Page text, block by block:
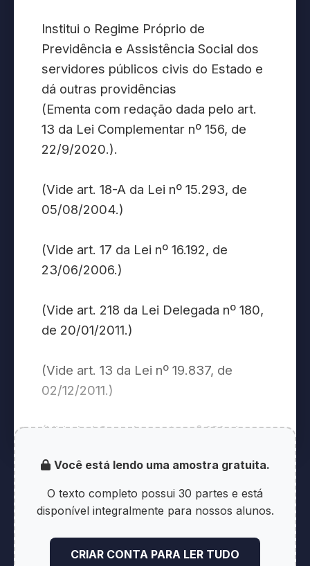
Institui o Regime Próprio de
Previdência e Assistência Social dos
servidores públicos civis do Estado e
dá outras providências
(Ementa com redação dada pelo art.
13 da Lei Complementar nº 156, de
22/9/2020.).
(Vide art. 18-A da Lei nº 15.293, de
05/08/2004.)
(Vide art. 17 da Lei nº 16.192, de
23/06/2006.)
(Vide art. 218 da Lei Delegada nº 180,
de 20/01/2011.)
(Vide art. 13 da Lei nº 19.837, de
02/12/2011.)
(Vide Lei Complementar nº 131, de
O Povo do Estado de Minas Gerais,
por seus representantes, decretou e
Você está lendo uma amostra gratuita.
O texto completo possui 30 partes e está
disponível integralmente para nossos alunos.
CRIAR CONTA PARA LER TUDO